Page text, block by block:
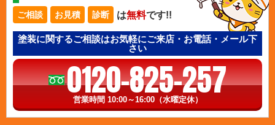
ご相談 お見積 診断 は無料です!!
塗装に関するご相談はお気軽にご来店・お電話・メール下
さい
0120-825-257
営業時間 10:00～16:00（水曜定休）